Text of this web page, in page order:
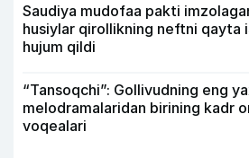
Saudiya mudofaa pakti
husiylar qirollikning neftni qayta
hujum qildi
“Tansoqchi”: Gollivudning eng
melodramalaridan birining kadr
voqealari